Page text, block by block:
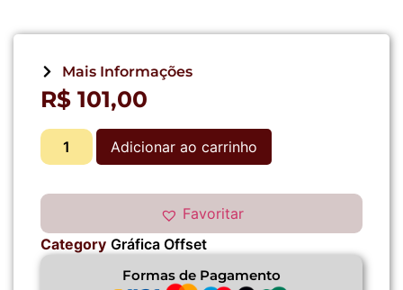
Mais Informações
R$ 101,00
Adicionar ao carrinho
Favoritar
Category Gráfica Offset
Formas de Pagamento